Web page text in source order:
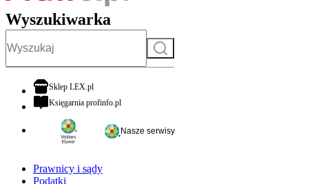
Wyszukiwarka
Szukaj
Sklep LEX.plotwiera się w nowej karcie
Księgarnia profinfo.plotwiera się w nowej karcie
Nasze serwisy
Prawnicy i sądy
Podatki